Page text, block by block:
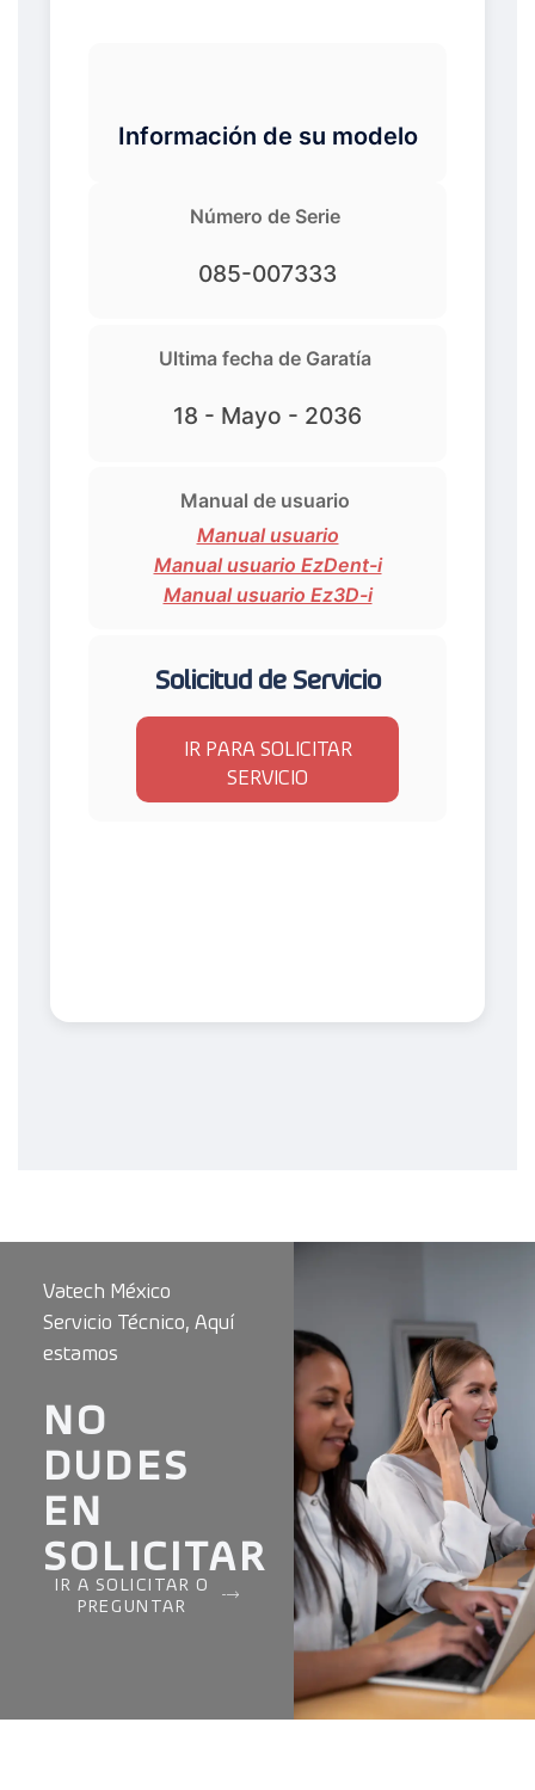
Información de su modelo
Número de Serie
085-007333
Ultima fecha de Garatía
18 - Mayo - 2036
Manual de usuario
Manual usuario
Manual usuario EzDent-i
Manual usuario Ez3D-i
Solicitud de Servicio
IR PARA SOLICITAR
SERVICIO
Vatech México
Servicio Técnico, Aquí
estamos
NO
DUDES
EN
SOLICITAR
IR A SOLICITAR O
PREGUNTAR